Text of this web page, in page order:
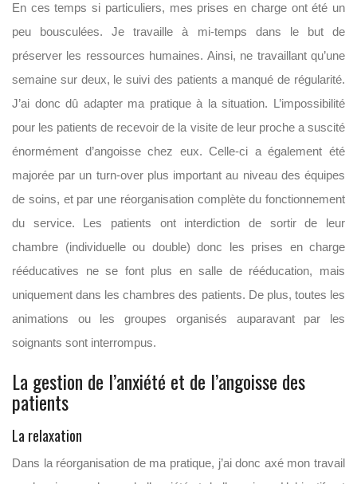
En ces temps si particuliers, mes prises en charge ont été un
peu bousculées. Je travaille à mi-temps dans le but de
préserver les ressources humaines. Ainsi, ne travaillant qu’une
semaine sur deux, le suivi des patients a manqué de régularité.
J’ai donc dû adapter ma pratique à la situation. L’impossibilité
pour les patients de recevoir de la visite de leur proche a suscité
énormément d’angoisse chez eux. Celle-ci a également été
majorée par un turn-over plus important au niveau des équipes
de soins, et par une réorganisation complète du fonctionnement
du service. Les patients ont interdiction de sortir de leur
chambre (individuelle ou double) donc les prises en charge
rééducatives ne se font plus en salle de rééducation, mais
uniquement dans les chambres des patients. De plus, toutes les
animations ou les groupes organisés auparavant par les
soignants sont interrompus.
La gestion de l’anxiété et de l’angoisse des
patients
La relaxation
Dans la réorganisation de ma pratique, j’ai donc axé mon travail